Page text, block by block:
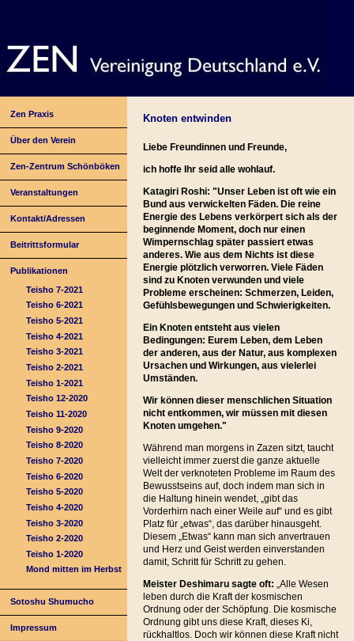
Zen Praxis
Über den Verein
Zen-Zentrum Schönböken
Veranstaltungen
Kontakt/Adressen
Beitrittsformular
Publikationen
Teisho 7-2021
Teisho 6-2021
Teisho 5-2021
Teisho 4-2021
Teisho 3-2021
Teisho 2-2021
Teisho 1-2021
Teisho 12-2020
Teisho 11-2020
Teisho 9-2020
Teisho 8-2020
Teisho 7-2020
Teisho 6-2020
Teisho 5-2020
Teisho 4-2020
Teisho 3-2020
Teisho 2-2020
Teisho 1-2020
Mond mitten im Herbst
Sotoshu Shumucho
Impressum
Knoten entwinden
Liebe Freundinnen und Freunde,
ich hoffe Ihr seid alle wohlauf.
Katagiri Roshi: "Unser Leben ist oft wie ein
Bund aus verwickelten Fäden. Die reine
Energie des Lebens verkörpert sich als der
beginnende Moment, doch nur einen
Wimpernschlag später passiert etwas
anderes. Wie aus dem Nichts ist diese
Energie plötzlich verworren. Viele Fäden
sind zu Knoten verwunden und viele
Probleme erscheinen: Schmerzen, Leiden,
Gefühlsbewegungen und Schwierigkeiten.
Ein Knoten entsteht aus vielen
Bedingungen: Eurem Leben, dem Leben
der anderen, aus der Natur, aus komplexen
Ursachen und Wirkungen, aus vielerlei
Umständen.
Wir können dieser menschlichen Situation
nicht entkommen, wir müssen mit diesen
Knoten umgehen."
Während man morgens in Zazen sitzt, taucht
vielleicht immer zuerst die ganze aktuelle
Welt der verknoteten Probleme im Raum des
Bewusstseins auf, doch indem man sich in
die Haltung hinein wendet, „gibt das
Vorderhirn nach einer Weile auf“ und es gibt
Platz für „etwas“, das darüber hinausgeht.
Diesem „Etwas“ kann man sich anvertrauen
und Herz und Geist werden einverstanden
damit, Schritt für Schritt zu gehen.
Meister Deshimaru sagte oft: „Alle Wesen
leben durch die Kraft der kosmischen
Ordnung oder der Schöpfung. Die kosmische
Ordnung gibt uns diese Kraft, dieses Ki,
rückhaltlos. Doch wir können diese Kraft nicht